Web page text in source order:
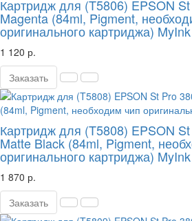
Картридж для (T5806) EPSON
Magenta (84ml, Pigment,
оригинального картриджа)
1 120 р.
Заказать
Картридж для (T5808) EPSON
Matte Black (84ml, Pigment,
оригинального картриджа) MyInk
1 870 р.
Заказать